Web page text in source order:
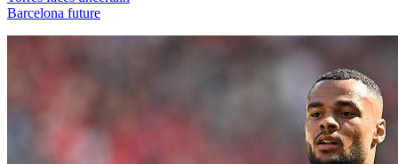
Barcelona future